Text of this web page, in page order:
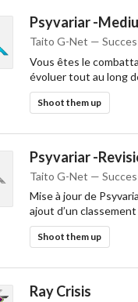
Psyvariar -
Taito G-Net —
Vous êtes le
évoluer tout au long
Shoot them up
Psyvariar -
Taito G-Net —
Mise à jour de
ajout d’un
Shoot them up
Ray Crisis